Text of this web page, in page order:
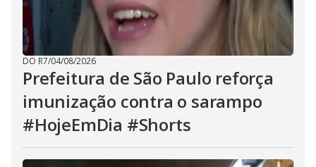
DO R7/04/08/2026
Prefeitura de São Paulo reforça
imunização contra o sarampo
#HojeEmDia #Shorts